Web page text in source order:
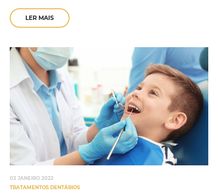
LER MAIS
03 JANEIRO 2022
TRATAMENTOS DENTÁRIOS